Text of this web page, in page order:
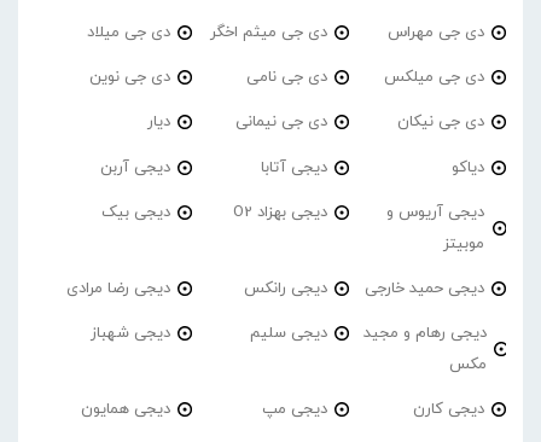
دی جی مهراس دی جی میثم اخگر دی جی میلاد
دی جی میلکس دی جی نامی دی جی نوین
دی جی نیکان دی جی نیمانی دیار
دیاکو دیجی آتابا دیجی آربن
دیجی آریوس و
موبیتز
دیجی بهزاد O2 دیجی بیک
دیجی حمید خارجی دیجی رانکس دیجی رضا مرادی
دیجی رهام و مجید
مکس
دیجی سلیم دیجی شهباز
دیجی کارن دیجی مپ دیجی همایون